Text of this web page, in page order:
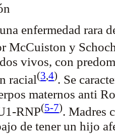
enfermedad rara
McCuiston y
vivos, con
racial(3,4). Se
maternos anti
RNP(5-7). Madres
de tener un hijo